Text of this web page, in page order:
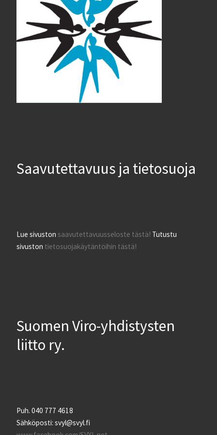
Saavutettavuus ja tietosuoja
Lue sivustonsaavutettavuusseloste tästä! Tutustu
sivuston tietosuojakäytäntöihin tästä!
Suomen Viro-yhdistysten
liitto ry.
Puh. 040 777 4618
Sähköposti: svyl@svyl.fi